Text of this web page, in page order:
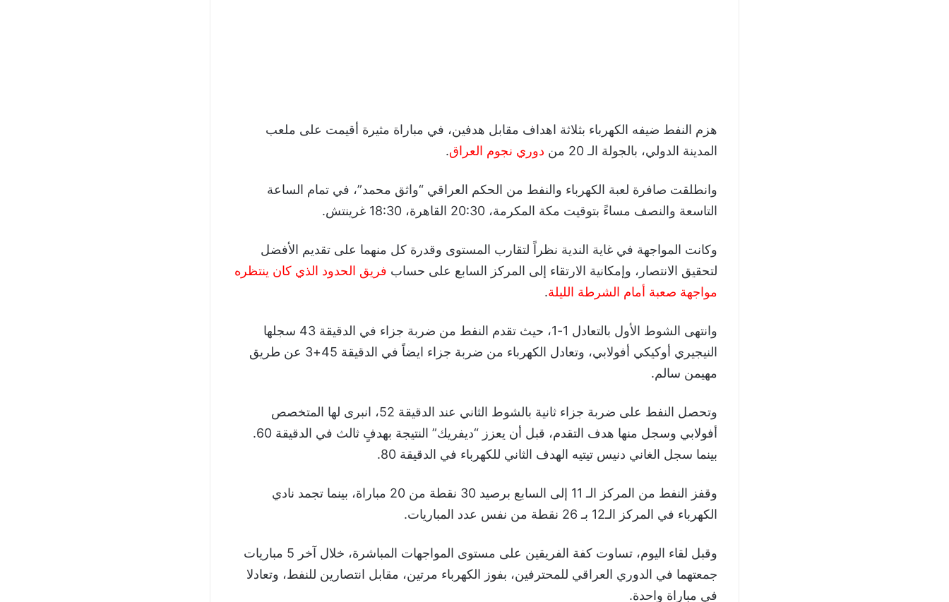
هزم النفط ضيفه الكهرباء بثلاثة اهداف مقابل هدفين، في مباراة مثيرة أقيمت على ملعب
المدينة الدولي، بالجولة الـ 20 من
دوري نجوم العراق.
وانطلقت صافرة لعبة الكهرباء والنفط من الحكم العراقي “واثق محمد”، في تمام الساعة
التاسعة والنصف مساءً بتوقيت مكة المكرمة، 20:30 القاهرة، 18:30 غرينتش.
وكانت المواجهة في غاية الندية نظراً لتقارب المستوى وقدرة كل منهما على تقديم الأفضل
لتحقيق الانتصار، وإمكانية الارتقاء إلى المركز السابع على حساب فريق الحدود الذي كان ينتظره
مواجهة صعبة أمام الشرطة الليلة.
وانتهى الشوط الأول بالتعادل 1-1، حيث تقدم النفط من ضربة جزاء في الدقيقة 43 سجلها
النيجيري أوكيكي أفولابي، وتعادل الكهرباء من ضربة جزاء ايضاً في الدقيقة 45+3 عن طريق
مهيمن سالم.
وتحصل النفط على ضربة جزاء ثانية بالشوط الثاني عند الدقيقة 52، انبرى لها المتخصص
أفولابي وسجل منها هدف التقدم، قبل أن يعزز “ديفريك” النتيجة بهدفٍ ثالث في الدقيقة 60.
بينما سجل الغاني دنيس تيتيه الهدف الثاني للكهرباء في الدقيقة 80.
وقفز النفط من المركز الـ 11 إلى السابع برصيد 30 نقطة من 20 مباراة، بينما تجمد نادي
الكهرباء في المركز الـ12 بـ 26 نقطة من نفس عدد المباريات.
وقبل لقاء اليوم، تساوت كفة الفريقين على مستوى المواجهات المباشرة، خلال آخر 5 مباريات
جمعتهما في الدوري العراقي للمحترفين، بفوز الكهرباء مرتين، مقابل انتصارين للنفط، وتعادلا
في مباراة واحدة.